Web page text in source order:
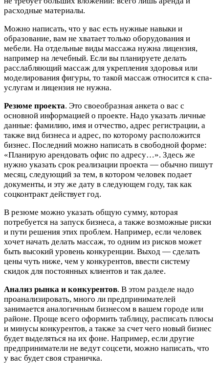
расходные материалы.
Можно написать, что у вас есть нужные навыки и
образование, вам не хватает только оборудования и
мебели. На отдельные виды массажа нужна лицензия,
например на лечебный. Если вы планируете делать
расслабляющий массаж для укрепления здоровья или
моделирования фигуры, то такой массаж относится к спа-
услугам и лицензия не нужна.
Резюме проекта. Это своеобразная анкета о вас с
основной информацией о проекте. Надо указать личные
данные: фамилию, имя и отчество, адрес регистрации, а
также вид бизнеса и адрес, по которому расположится
бизнес. Последний можно написать в свободной форме:
«Планирую арендовать офис по адресу…». Здесь же
нужно указать срок реализации проекта — обычно пишут
месяц, следующий за тем, в котором человек подает
документы, и эту же дату в следующем году, так как
соцконтракт действует год.
В резюме можно указать общую сумму, которая
потребуется на запуск бизнеса, а также возможные риски
и пути решения этих проблем. Например, если человек
хочет начать делать массаж, то одним из рисков может
быть высокий уровень конкуренции. Выход — сделать
цены чуть ниже, чем у конкурентов, ввести систему
скидок для постоянных клиентов и так далее.
Анализ рынка и конкурентов. В этом разделе надо
проанализировать, много ли предпринимателей
занимается аналогичным бизнесом в вашем городе или
районе. Проще всего оформить таблицу, расписать плюсы
и минусы конкурентов, а также за счет чего новый бизнес
будет выделяться на их фоне. Например, если другие
предприниматели не ведут соцсети, можно написать, что
у вас будет своя страничка.